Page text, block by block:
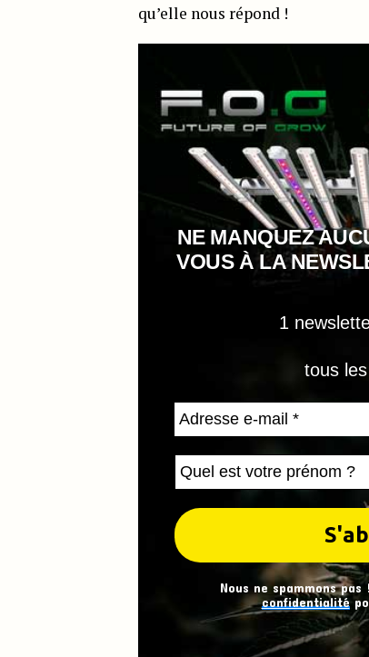
qu’elle nous répond !
NE MANQUEZ
VOUS À LA
1
tous
Nous ne spammons
confidentialité